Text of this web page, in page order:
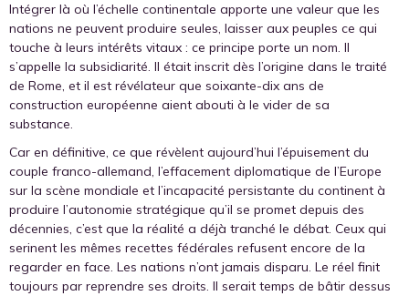
Intégrer là où l’échelle continentale apporte une valeur que les
nations ne peuvent produire seules, laisser aux peuples ce qui
touche à leurs intérêts vitaux : ce principe porte un nom. Il
s’appelle la subsidiarité. Il était inscrit dès l’origine dans le traité
de Rome, et il est révélateur que soixante-dix ans de
construction européenne aient abouti à le vider de sa
substance.
Car en définitive, ce que révèlent aujourd’hui l’épuisement du
couple franco-allemand, l’effacement diplomatique de l’Europe
sur la scène mondiale et l’incapacité persistante du continent à
produire l’autonomie stratégique qu’il se promet depuis des
décennies, c’est que la réalité a déjà tranché le débat. Ceux qui
serinent les mêmes recettes fédérales refusent encore de la
regarder en face. Les nations n’ont jamais disparu. Le réel finit
toujours par reprendre ses droits. Il serait temps de bâtir dessus